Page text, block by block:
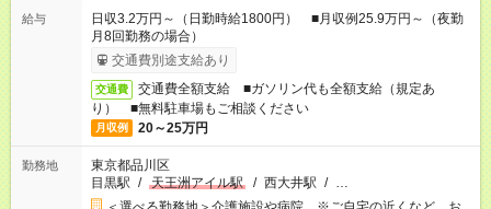
給与
日収3.2万円～（日勤時給1800円） ■月収例25.9万円～（夜勤
月8回勤務の場合）
交通費別途支給あり
交通費
交通費全額支給 ■ガソリン代も全額支給（規定あ
り） ■無料駐車場もご相談ください
月収例 20～25万円
勤務地
東京都品川区
目黒駅 / 天王洲アイル駅 / 西大井駅 / …